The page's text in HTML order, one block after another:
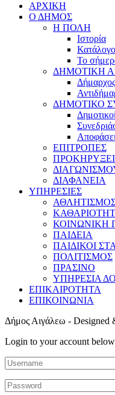
ΑΡΧΙΚΗ
Ο ΔΗΜΟΣ
Η ΠΟΛΗ
Ιστορία
Το
ΔΗΜΟΤΙΚΗ
Δήμαρχος
ΔΗΜΟΤΙΚΟ
ΕΠΙΤΡΟΠΕΣ
ΔΙΑΦΑΝΕΙΑ
ΥΠΗΡΕΣΙΕΣ
ΚΟΙΝΩΝΙΚΗ
ΠΑΙΔΕΙΑ
ΠΑΙΔΙΚΟΙ
ΠΟΛΙΤΙΣΜΟΣ
ΠΡΑΣΙΝΟ
ΥΠΗΡΕΣΙΑ
ΕΠΙΚΑΙΡΟΤΗΤΑ
ΕΠΙΚΟΙΝΩΝΙΑ
Δήμος Αιγάλεω - Designed
Login to your account below